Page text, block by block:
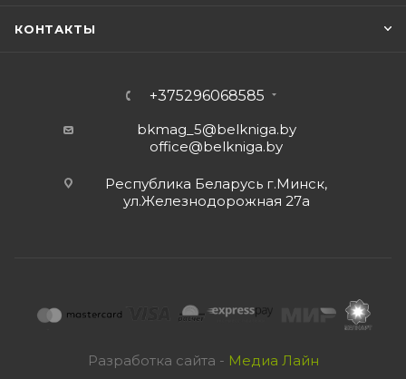
КОНТАКТЫ
+375296068585
bkmag_5@belkniga.by
office@belkniga.by
Республика Беларусь г.Минск,
ул.Железнодорожная 27а
Разработка сайта - Медиа Лайн